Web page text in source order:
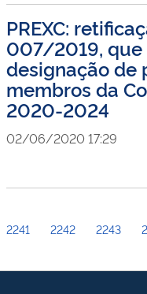
PREXC:
007/2019, que
designação de
membros da
2020-2024
02/06/2020 17:29
2241 2242 2243